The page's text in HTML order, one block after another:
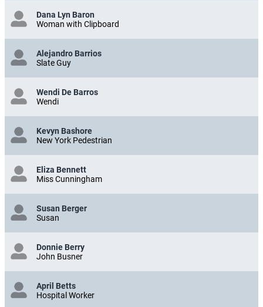
Dana Lyn Baron
Woman with Clipboard
Alejandro Barrios
Slate Guy
Wendi De Barros
Wendi
Kevyn Bashore
New York Pedestrian
Eliza Bennett
Miss Cunningham
Susan Berger
Susan
Donnie Berry
John Busner
April Betts
Hospital Worker